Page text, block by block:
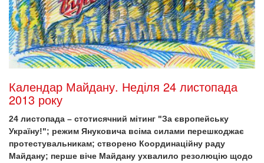
Календар Майдану. Неділя 24 листопада
2013 року
24 листопада – стотисячний мітинг "За європейську
Україну!"; режим Януковича всіма силами перешкоджає
протестувальникам; створено Координаційну раду
Майдану; перше віче Майдану ухвалило резолюцію щодо